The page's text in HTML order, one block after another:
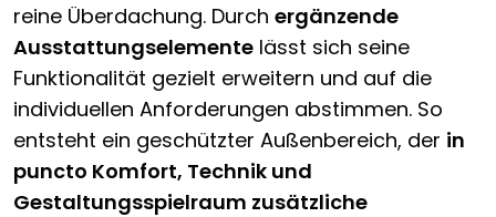
reine Überdachung. Durch ergänzende
Ausstattungselemente lässt sich seine
Funktionalität gezielt erweitern und auf die
individuellen Anforderungen abstimmen. So
entsteht ein geschützter Außenbereich, der in
puncto Komfort, Technik und
Gestaltungsspielraum zusätzliche